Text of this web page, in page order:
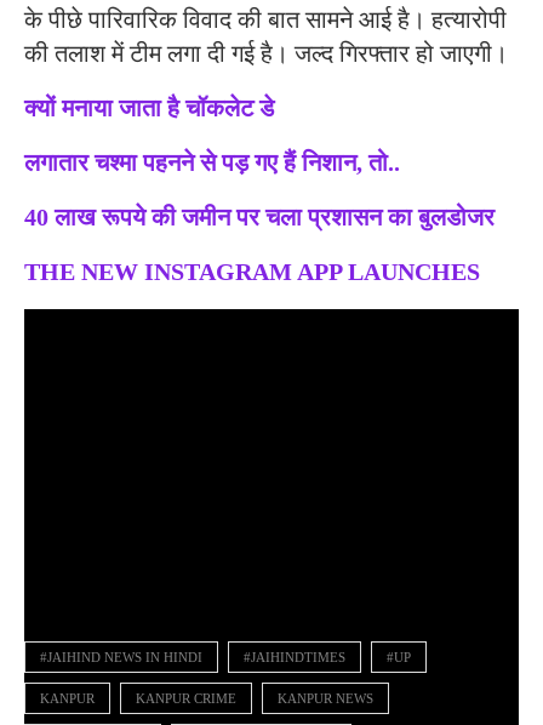
के पीछे पारिवारिक विवाद की बात सामने आई है। हत्यारोपी
की तलाश में टीम लगा दी गई है। जल्द गिरफ्तार हो जाएगी।
क्यों मनाया जाता है चॉकलेट डे
लगातार चश्मा पहनने से पड़ गए हैं निशान, तो..
40 लाख रूपये की जमीन पर चला प्रशासन का बुलडोजर
THE NEW INSTAGRAM APP LAUNCHES
#JAIHIND NEWS IN HINDI #JAIHINDTIMES #UP
KANPUR KANPUR CRIME KANPUR NEWS